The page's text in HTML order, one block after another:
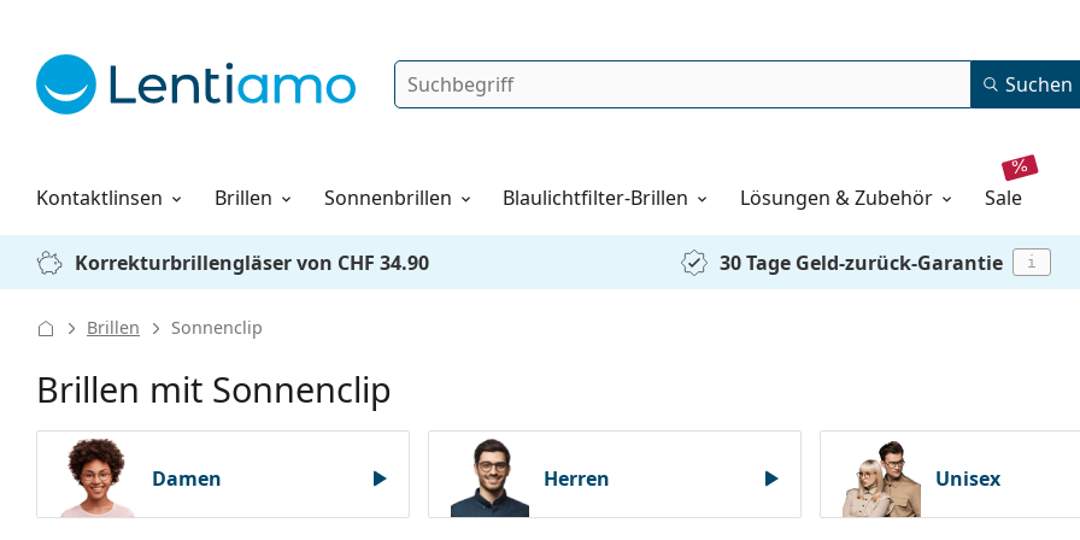
Suche Suchen
Kontaktlinsen
Pflegemittel Brillen Sonnenbrillen Blaulichtfilter-Brillen Lösungen & Zubehör sale
Alles über den Einkauf
Korrekturbrillengläser von CHF 34.90 30 Tage Geld-zurück-Garantie i
Brillen Sonnenclip
Brillen mit Sonnenclip
Damen Herren Unisex